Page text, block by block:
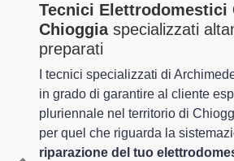
Tecnici Elettrodomestici
Chioggiaspecializzati
preparati
I tecnici specializzati di
in grado di garantire al cliente
pluriennale nel territorio di
per quel che riguarda la
riparazione del tuo